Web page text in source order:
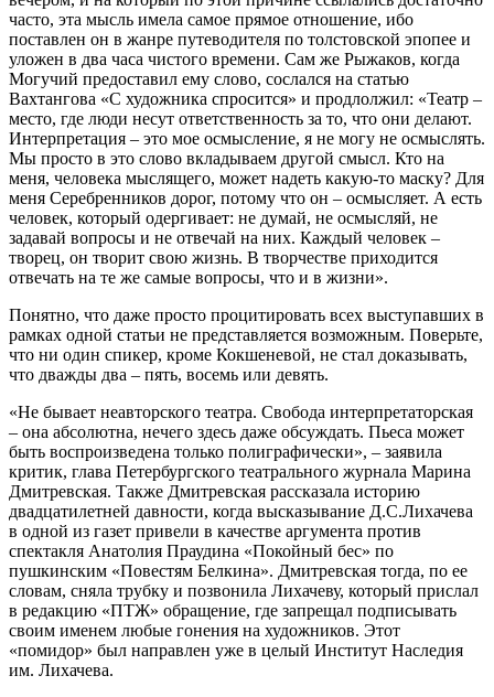
часто, эта мысль имела самое прямое отношение, ибо
поставлен он в жанре путеводителя по толстовской эпопее и
уложен в два часа чистого времени. Сам же Рыжаков, когда
Могучий предоставил ему слово, сослался на статью
Вахтангова «С художника спросится» и продлолжил: «Театр –
место, где люди несут ответственность за то, что они делают.
Интерпретация – это мое осмысление, я не могу не осмыслять.
Мы просто в это слово вкладываем другой смысл. Кто на
меня, человека мыслящего, может надеть какую-то маску? Для
меня Серебренников дорог, потому что он – осмысляет. А есть
человек, который одергивает: не думай, не осмысляй, не
задавай вопросы и не отвечай на них. Каждый человек –
творец, он творит свою жизнь. В творчестве приходится
отвечать на те же самые вопросы, что и в жизни».
Понятно, что даже просто процитировать всех выступавших в
рамках одной статьи не представляется возможным. Поверьте,
что ни один спикер, кроме Кокшеневой, не стал доказывать,
что дважды два – пять, восемь или девять.
«Не бывает неавторского театра. Свобода интерпретаторская
– она абсолютна, нечего здесь даже обсуждать. Пьеса может
быть воспроизведена только полиграфически», – заявила
критик, глава Петербургского театрального журнала Марина
Дмитревская. Также Дмитревская рассказала историю
двадцатилетней давности, когда высказывание Д.С.Лихачева
в одной из газет привели в качестве аргумента против
спектакля Анатолия Праудина «Покойный бес» по
пушкинским «Повестям Белкина». Дмитревская тогда, по ее
словам, сняла трубку и позвонила Лихачеву, который прислал
в редакцию «ПТЖ» обращение, где запрещал подписывать
своим именем любые гонения на художников. Этот
«помидор» был направлен уже в целый Институт Наследия
им. Лихачева.